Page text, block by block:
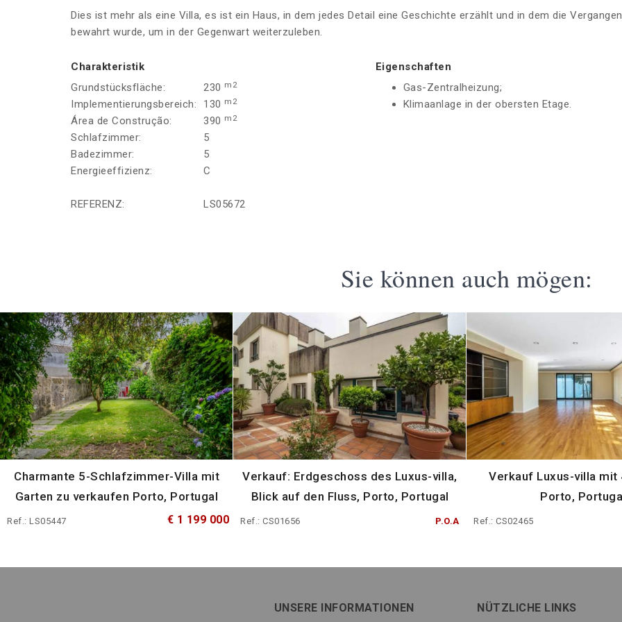
Dies ist mehr als eine Villa, es ist ein Haus, in dem jedes Detail eine Geschichte erzählt und in dem die
bewahrt wurde, um in der Gegenwart weiterzuleben.
Charakteristik
Grundstücksfläche:
230 m2
Implementierungsbereich: 130 m2
Área de Construção: 390 m2
Schlafzimmer:
5
Badezimmer:
5
Energieeffizienz:
C
REFERENZ: LS05672
Eigenschaften
Gas-Zentralheizung;
Klimaanlage in der obersten Etage.
Sie können auch mögen:
Charmante 5-Schlafzimmer-Villa mit
Garten zu verkaufen Porto, Portugal
Ref.: LS05447 € 1 199 000
Verkauf: Erdgeschoss des Luxus-villa,
Blick auf den Fluss, Porto, Portugal
Ref.: CS01656 P.O.A
Verkauf Luxus-villa mit
Porto,
Ref.: CS02465
UNSERE INFORMATIONEN NÜTZLICHE LINKS